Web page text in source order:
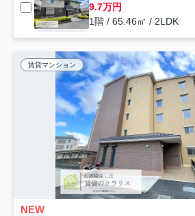
9.7万円
1階 / 65.46㎡ / 2LDK
賃貸マンション
NEW